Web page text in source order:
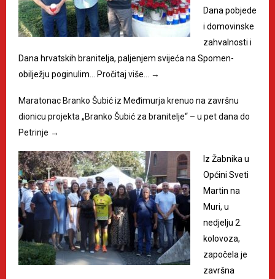
Dana pobjede
i domovinske
zahvalnosti i
Dana hrvatskih branitelja, paljenjem svijeća na Spomen-
obilježju poginulim… Pročitaj više… →
Maratonac Branko Šubić iz Međimurja krenuo na završnu
dionicu projekta „Branko Šubić za branitelje“ – u pet dana do
Petrinje →
Iz Žabnika u
Općini Sveti
Martin na
Muri, u
nedjelju 2.
kolovoza,
započela je
završna